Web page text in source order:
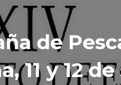
de
11 y 12